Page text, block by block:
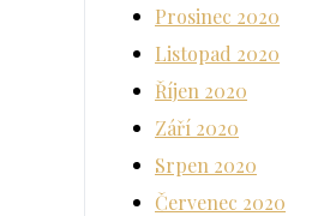
Prosinec 2020
Listopad 2020
Říjen 2020
Září 2020
Srpen 2020
Červenec 2020